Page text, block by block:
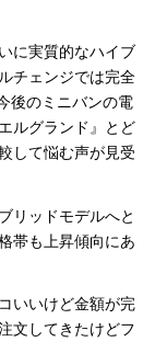
に実質的なハイブ
チェンジでは完全
後のミニバンの電
ルグランド』とど
して悩む声が見受
リッドモデルへと
帯も上昇傾向にあ
いいけど金額が完
文してきたけどフ